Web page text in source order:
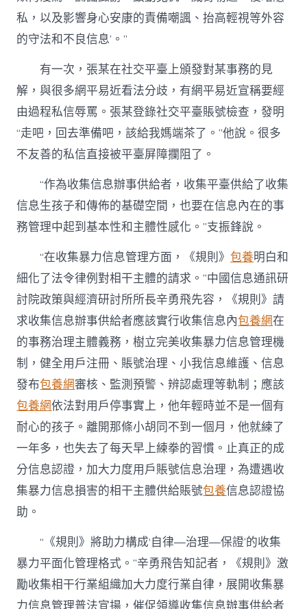
私，以及影響身心安康的責備嘲諷、抬高輕視等外容
的守法和不良信息’。”
有一次，張某在社交平臺上頒發對某事務的見
解，與很多網平易近看法分歧，有網平易近宣稱要經
由過程私信辱罵。張某登錄社交平臺賬號檢查，發明
“走吧，回去準備吧，該給我媽端茶了。”他說。很多
不友善的私信直接被平臺屏障攔阻了。
“作為收集信息辦事供給者，收集平臺供給了收集
信息生孩子和傳佈的基礎空間，也要在信息內在的事
務管理中起到基本性和主體性感化。”支振鋒說。
“在收集暴力信息管理方面，《規則》包養明白和
細化了法令律例對相干主體的請求。”中國信息通訊研
討院政策與經濟研討所所長辛勇飛先容，《規則》請
求收集信息辦事供給者應該實行收集信息內包養網在
的事務治理主體義務，樹立完美收集暴力信息管理機
制，健全用戶注冊、賬號治理、小我信息維護、信息
發布包養網審核、監測預警、辨認處理等軌制；應該
包養網依法對用戶停事實上，他年輕時並不是一個有
耐心的孩子。離開那條小胡同不到一個月，他就練了
一年多，也失去了每天早上練拳的習慣。止真正的成
分信息認證，加大力度用戶賬號信息治理，為遭遇收
集暴力信息損害的相干主體供給賬號包養信息認證協
助。
“《規則》將助力構成‘自律—治理—保證’的收集
暴力平面化管理格式。”辛勇飛告知記者，《規則》激
勵收集相干行業組織加大力度行業自律，展開收集暴
力信息管理普法宣揚，催促領導收集信息辦事供給者